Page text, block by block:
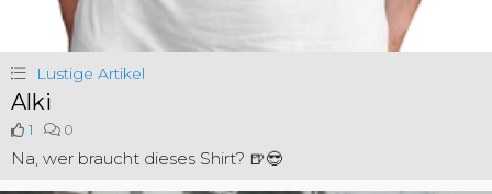
Lustige Artikel
Alki
1 0
Na, wer braucht dieses Shirt? 🍺😎